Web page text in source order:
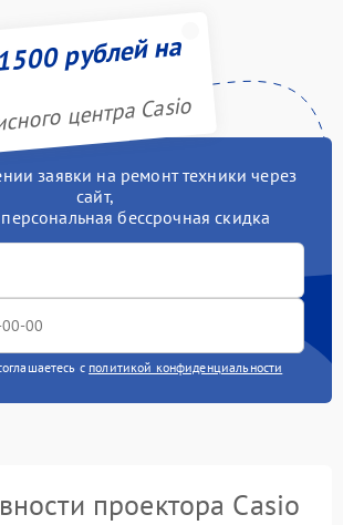
рублей на
центра Casio
заявки на ремонт техники через
сайт,
персональная бессрочная скидка
с политикой конфиденциальности
проектора Casio